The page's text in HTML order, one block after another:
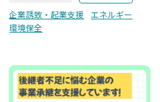
企業誘致・起業支援
エネルギー
環境保全